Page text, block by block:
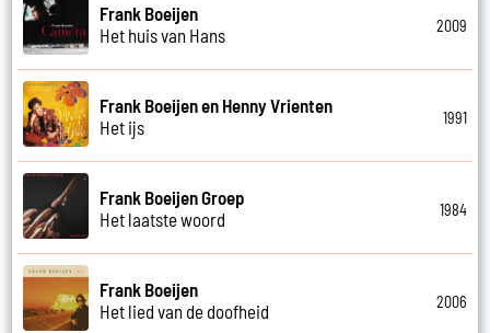
Frank Boeijen
Het huis van Hans
2009
Frank Boeijen en Henny Vrienten
Het ijs
1991
Frank Boeijen Groep
Het laatste woord
1984
Frank Boeijen
Het lied van de doofheid
2006